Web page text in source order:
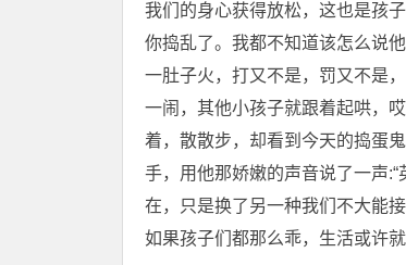
我们的身心获得放松，这也是孩
你捣乱了。我都不知道该怎么说
一肚子火，打又不是，罚又不是
一闹，其他小孩子就跟着起哄，
着，散散步，却看到今天的捣蛋
手，用他那娇嫩的声音说了一声
在，只是换了另一种我们不大能
如果孩子们都那么乖，生活或许